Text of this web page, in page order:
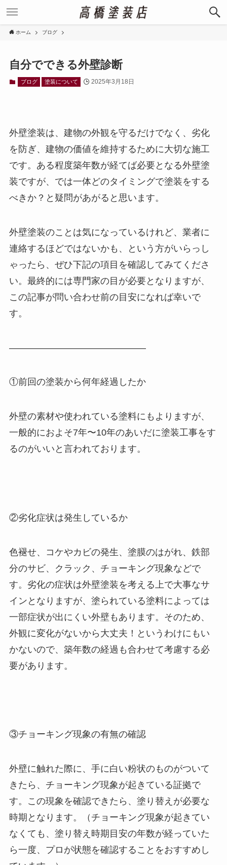
ホーム ブログ
自分でできる外壁診断
ブログ 塗装について 2025年3月18日
外壁塗装は、建物の外観を守るだけでなく、劣化
を防ぎ、建物の価値を維持するために大切な施工
です。ある程度築年数が経てば必要となる外壁塗
装ですが、では一体どのタイミングで塗装をする
べきか？と疑問があがると思います。
外壁塗装のことは気になっているけれど、業者に
連絡するほどではないかも、という方がいらっし
ゃったら、ぜひ下記の項目を確認してみてくださ
い。最終的には専門家の目が必要となりますが、
この記事が問い合わせ前の目安になれば幸いで
す。
———————————————
①前回の塗装から何年経過したか
外壁の素材や使われている塗料にもよりますが、
一般的におよそ7年〜10年のあいだに塗装工事をす
るのがいいと言われております。
②劣化症状は発生しているか
色褪せ、コケやカビの発生、塗膜のはがれ、鉄部
分のサビ、クラック、チョーキング現象などで
す。劣化の症状は外壁塗装を考える上で大事なサ
インとなりますが、塗られている塗料によっては
一部症状が出にくい外壁もあります。そのため、
外観に変化がないから大丈夫！というわけにもい
かないので、築年数の経過も合わせて考慮する必
要があります。
③チョーキング現象の有無の確認
外壁に触れた際に、手に白い粉状のものがついて
きたら、チョーキング現象が起きている証拠で
す。この現象を確認できたら、塗り替えが必要な
時期となります。（チョーキング現象が起きてい
なくても、塗り替え時期目安の年数が経っていた
ら一度、プロが状態を確認することをおすすめし